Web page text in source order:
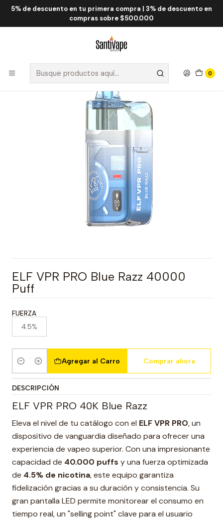
5% de descuento en tu primera compra | 3% de descuento en
compras sobre $500.000
0
Inicio ELF ELF VPR PRO 40.000 Puff
ELF VPR PRO Blue Razz 40000 Puff
ELF VPR PRO Blue Razz 40000
Puff
FUERZA
4.5%
Cantidad
Agregar al Carro Comprar ahora
DESCRIPCIÓN
ELF VPR PRO 40K Blue Razz
Eleva el nivel de tu catálogo con el ELF VPR PRO, un
dispositivo de vanguardia diseñado para ofrecer una
experiencia de vapeo superior. Con una impresionante
capacidad de 40.000 puffs y una fuerza optimizada
de 4.5% de nicotina, este equipo garantiza
fidelización gracias a su duración y consistencia. Su
gran pantalla LED permite monitorear el consumo en
tiempo real, un "selling point" clave para el usuario